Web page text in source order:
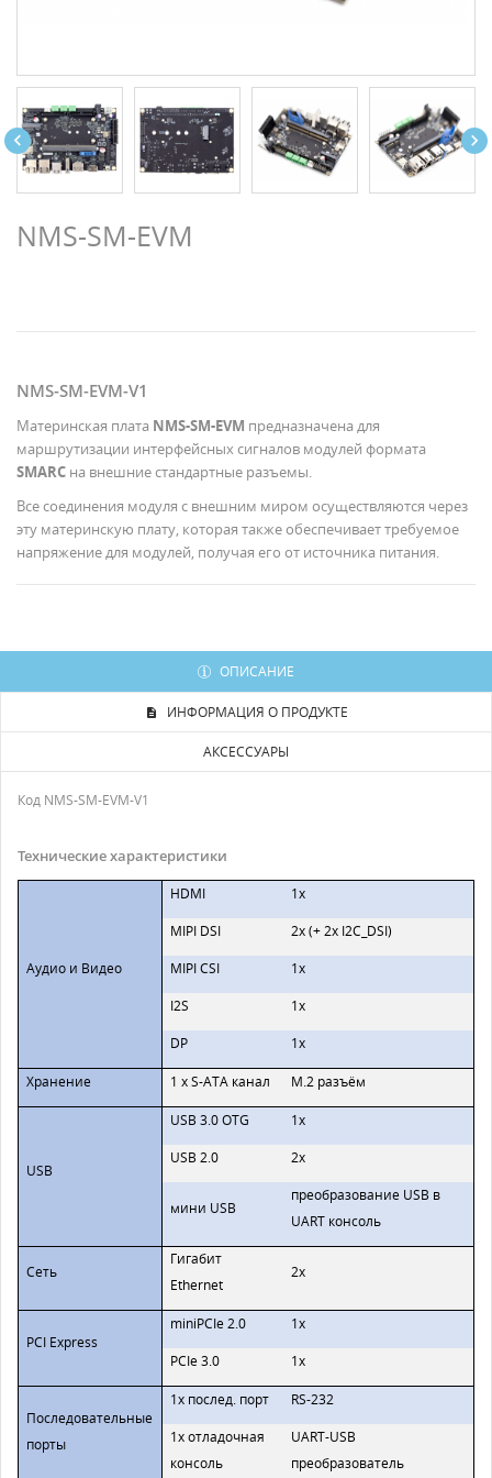
 
NMS-SM-EVM
NMS-SM-EVM-V1
Материнская плата NMS-SM-EVM предназначена для
маршрутизации интерфейсных сигналов модулей формата
SMARC на внешние стандартные разъемы.
Все соединения модуля с внешним миром осуществляются через
эту материнскую плату, которая также обеспечивает требуемое
напряжение для модулей, получая его от источника питания.
ОПИСАНИЕ
ИНФОРМАЦИЯ О ПРОДУКТЕ
АКСЕССУАРЫ
Код NMS-SM-EVM-V1
Технические характеристики
Аудио и Видео
HDMI
1x
MIPI DSI
2x (+ 2x I2C_DSI)
MIPI CSI
1x
I2S
1x
DP
1x
Хранение 1 x S-ATA канал M.2 разъём
USB
USB 3.0 OTG
1x
USB 2.0
2x
мини USB
преобразование USB в
UART консоль
Сеть
Гигабит
Ethernet
2x
PCI Express
miniPCIe 2.0
1x
PCIe 3.0
1x
Последовательные
порты
1x послед. порт
RS-232
1x отладочная
консоль
UART-USB
преобразователь